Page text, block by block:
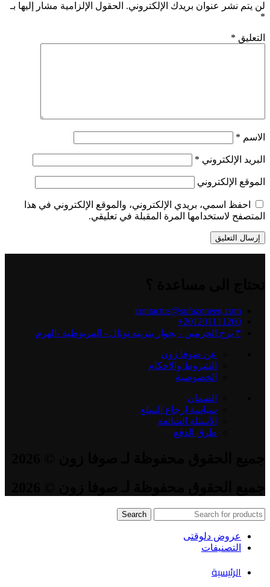
لن يتم نشر عنوان بريدك الإلكتروني. الحقول الإلزامية مشار إليها بـ
*
التعليق *
الاسم *
البريد الإلكتروني *
الموقع الإلكتروني
احفظ اسمي، بريدي الإلكتروني، والموقع الإلكتروني في هذا
المتصفح لاستخدامها المرة المقبلة في تعليقي.
contactus@sofazoneeg.com
201201111260+
٣ برج الحرمين - بجوار بنزينه توتال - المريوطية -الهرم
عن صوفا زون
الشروط والاحكام
الخصوصية
الضمان
سياسة ارجاع السلع
الأسئلة الشائعة
طرق الدفع
Search
عروض دلوقتى
التصنيفات
الرئيسية